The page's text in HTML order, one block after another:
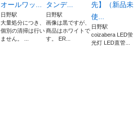
オールワッ...
日野駅
大量処分につき、
個別の清掃は行い
ません。 ...
タンデ...
日野駅
画像は黒ですが、
商品はホワイトで
す。 ER...
先】（新品未
使...
日野駅
coizabera LED蛍
光灯 LED直管...